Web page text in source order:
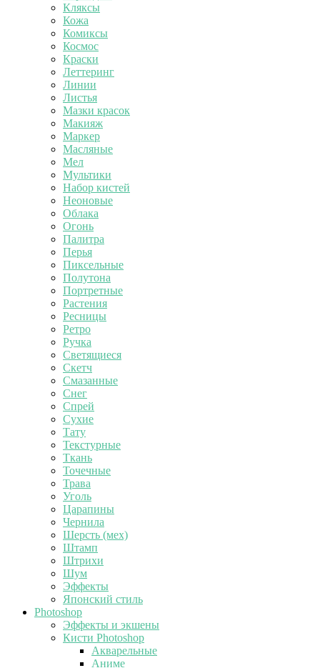
Кляксы
Кожа
Комиксы
Космос
Краски
Леттеринг
Линии
Листья
Мазки красок
Макияж
Маркер
Масляные
Мел
Мультики
Набор кистей
Неоновые
Облака
Огонь
Палитра
Перья
Пиксельные
Полутона
Портретные
Растения
Ресницы
Ретро
Ручка
Светящиеся
Скетч
Смазанные
Снег
Спрей
Сухие
Тату
Текстурные
Ткань
Точечные
Трава
Уголь
Царапины
Чернила
Шерсть (мех)
Штамп
Штрихи
Шум
Эффекты
Японский стиль
Photoshop
Эффекты и экшены
Кисти Photoshop
Акварельные
Аниме